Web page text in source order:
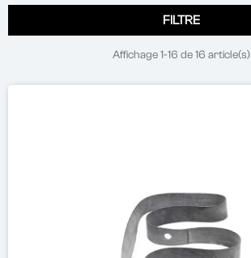
FILTRE
Affichage 1-16 de 16 article(s)